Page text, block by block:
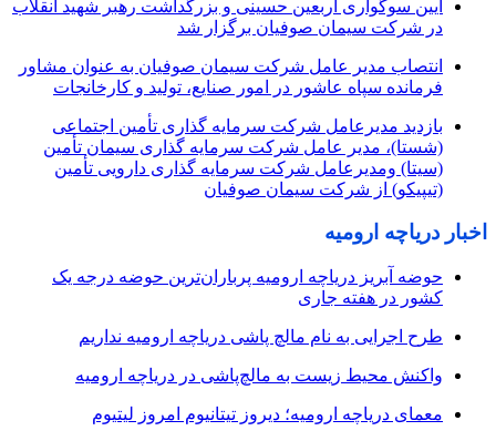
آیین سوگواری اربعین حسینی و بزرگداشت رهبر شهید انقلاب
در شرکت سیمان صوفیان برگزار شد
انتصاب مدیر عامل شرکت سیمان صوفیان به عنوان مشاور
فرمانده سپاه عاشور در امور صنایع، تولید و کارخانجات
بازدید مدیرعامل شرکت سرمایه گذاری تأمین اجتماعی
(شستا)، مدیر عامل شرکت سرمایه گذاری سیمان تأمین
(سیتا) ومدیرعامل شرکت سرمایه گذاری دارویی تأمین
(تیپیکو) از شرکت سیمان صوفیان
اخبار دریاچه ارومیه
حوضه آبریز دریاچه ارومیه پرباران‌ترین حوضه‌ درجه یک
کشور در هفته جاری
طرح اجرایی به نام مالچ پاشی دریاچه ارومیه نداریم
واکنش محیط زیست به مالچ‌پاشی در دریاچه ارومیه
معمای دریاچه ارومیه؛ دیروز تیتانیوم امروز لیتیوم